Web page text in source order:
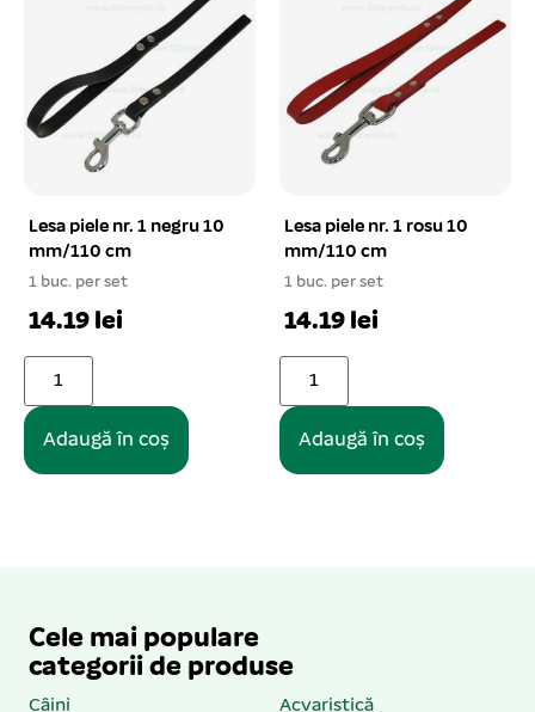
Lesa piele nr. 1 negru 10
mm/110 cm
1 buc. per set
14.19 lei
Adaugă în coș
Lesa piele nr. 1 rosu 10
mm/110 cm
1 buc. per set
14.19 lei
Adaugă în coș
Cele mai populare
categorii de produse
Câini Acvaristică